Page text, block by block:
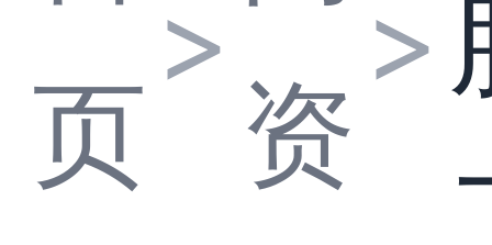
页
>
资
>